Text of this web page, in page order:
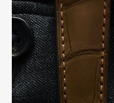
Pen
Official